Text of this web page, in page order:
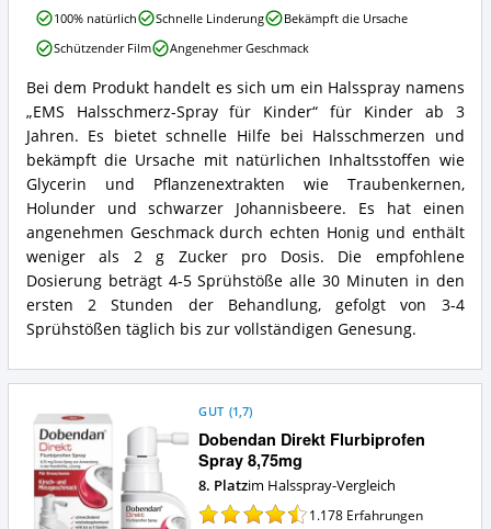
Jahren
Angebote:
Wo
ist
dieses
Halsspray
erhältlich?
EMS
Halsschmerz-
Spray
für
Kinder:
Schnelle
Hilfe
bei
Halsschmerzen
für
Kinder
ab
3
Zusammenfassung:
bietet
dieses
Halsspray?
Bei dem Produkt handelt es sich um ein Halsspray namens
„EMS Halsschmerz-Spray für Kinder“ für Kinder ab 3
Jahren. Es bietet schnelle Hilfe bei Halsschmerzen und
bekämpft die Ursache mit natürlichen Inhaltsstoffen wie
Glycerin und Pflanzenextrakten wie Traubenkernen,
Holunder und schwarzer Johannisbeere. Es hat einen
angenehmen Geschmack durch echten Honig und enthält
weniger als 2 g Zucker pro Dosis. Die empfohlene
Dosierung beträgt 4-5 Sprühstöße alle 30 Minuten in den
ersten 2 Stunden der Behandlung, gefolgt von 3-4
Sprühstößen täglich bis zur vollständigen Genesung.
EMS
Halsschmerz-
Spray
Kinder:
Schnelle
Hilfe
bei
Halsschmerzen
für
Kinder
ab
3
Jahren
Vorteile:
Was
spricht
dieses
Halsspray?
100% natürlich Schnelle Linderung
Bekämpft die Ursache
Schützender Film
Angenehmer Geschmack
Dobendan Direkt Flurbiprofen
Spray 8,75mg
GUT (1,7)
8. Platzim Halsspray-Vergleich
1.178 Erfahrungen